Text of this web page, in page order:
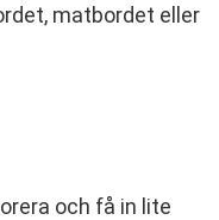
matbordet eller
och få in lite